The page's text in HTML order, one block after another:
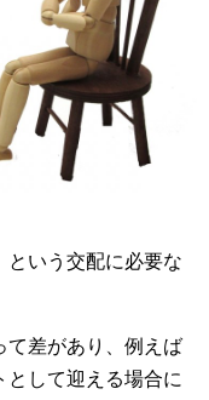
という交配に必要な
て差があり、例えば
として迎える場合に